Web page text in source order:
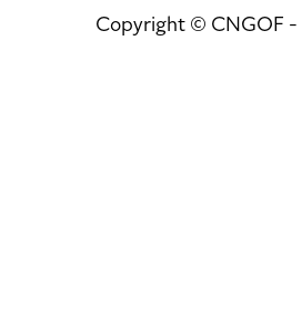
Copyright © CNGOF -